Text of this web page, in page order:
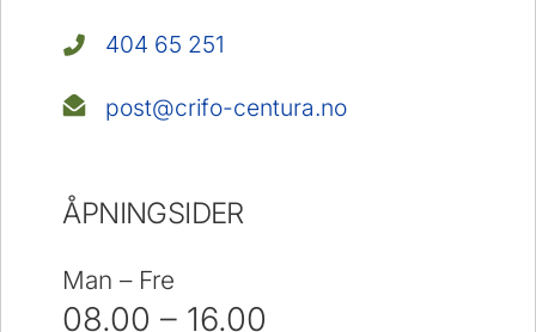
404 65 251
post@crifo-centura.no
ÅPNINGSIDER
Man – Fre
08.00 – 16.00